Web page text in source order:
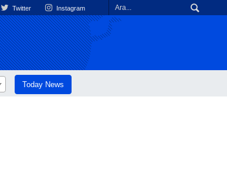
Twitter Instagram
Today News